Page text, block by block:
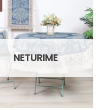
NETURIME